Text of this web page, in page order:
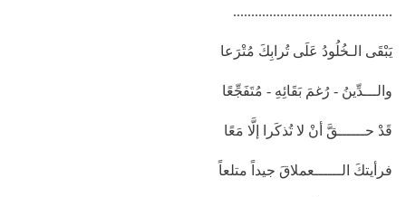
............................................
يَبْقَى الـخُلُودُ عَلَى تُرابِكَ مُتْرَعا
والـــدِّينُ - رُغمَ بَقَائِهِ - مُتَفَجِّعًا
قَدْ حــــــقَّ أنْ لا تُذكَرا إلَّا مَعًا
فرأيتكَ الــــــعملاقَ جيداً متلعاً